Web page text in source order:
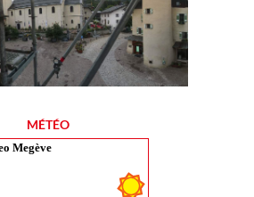
MÉTÉO
Megève